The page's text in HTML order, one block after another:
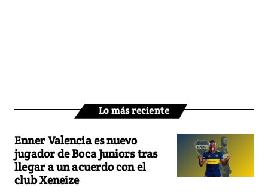
Lo más reciente
Enner Valencia es nuevo
jugador de Boca Juniors tras
llegar a un acuerdo con el
club Xeneize